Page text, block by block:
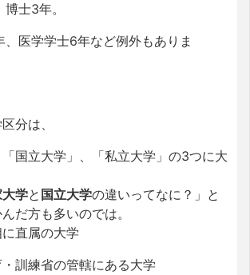
士3年。
、医学学士6年など例外もありま
分は、
「国立大学」、「私立大学」の3つに大
大学と 国立大学の違いってなに？」と
だ方も多いのでは。
に直属の大学
・訓練省の管轄にある大学